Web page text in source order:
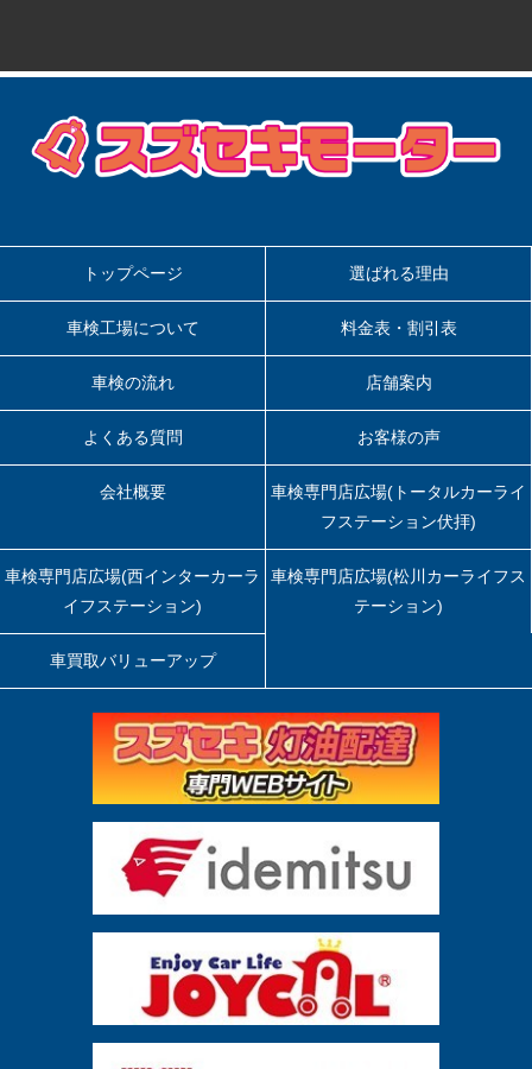
トップページ 選ばれる理由
車検工場について 料金表・割引表
車検の流れ 店舗案内
よくある質問 お客様の声
会社概要
車検専門店広場(トータルカーライ
フステーション伏拝)
車検専門店広場(西インターカーラ
イフステーション)
車検専門店広場(松川カーライフス
テーション)
車買取バリューアップ